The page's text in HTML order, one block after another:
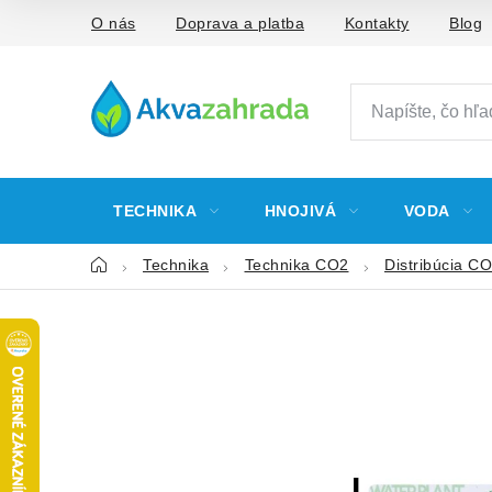
O nás Doprava a platba Kontakty Blog
TECHNIKA HNOJIVÁ VODA
DomovTechnika Technika CO2 Distribúcia